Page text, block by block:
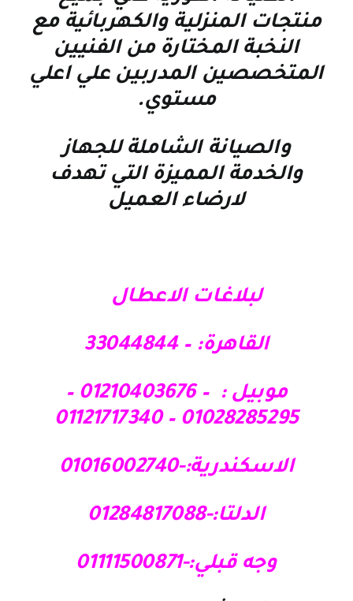
منتجات المنزلية والكهربائية مع
النخبة المختارة من الفنيين
المتخصصين المدربين علي اعلي
مستوي.
والصيانة الشاملة للجهاز
والخدمة المميزة التي تهدف
لارضاء العميل
لبلاغات الاعطال
القاهرة: – 33044844
موبيل : – 01210403676 –
01028285295 – 01121717340
الاسكندرية:-01016002740
الدلتا:-01284817088
وجه قبلي:-01111500871